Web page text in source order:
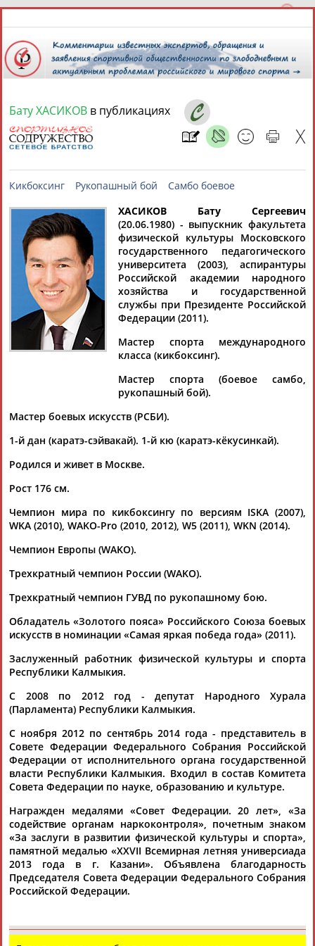
6 августа 2026 года,
СПОРТСМЕНЫ, ТРЕНЕРЫ И СПЕЦИАЛИСТЫ
Найдено: 13181персон Расширенный поиск
Аслаудин
АБАЕВ
Елена
АБАИМОВА
Мария
АБАКУМОВА
Юлия
АБАЛАКИНА
Тамилла
АБАСОВА
Рамазан
АБАЧАРАЕВ
Ростом
Флюра
АББАТЕ-
БУЛАТОВА
Татьяна
Каримжан
АБДРАХМАНОВ
Аделя
АБДРАХМАНОВА
Андрей
АБДУВАЛИЕВ
Герман
АБДУЛАЕВ
Рамазан
АБДУЛАЕВ
Тагир
АБДУЛАЕВ
Камиль
АБДУЛАЗИЗОВ
Загалав
АБДУЛБЕКОВ
Камалудин
Абдула
Бату ХАСИКОВ в публикациях
Кикбоксинг Рукопашный бой Самбо боевое
ХАСИКОВ Бату Сергеевич
(20.06.1980) - выпускник факультета
физической культуры Московского
государственного педагогического
университета (2003), аспирантуры
Российской академии народного
хозяйства и государственной
службы при Президенте Российской
Федерации (2011).
Мастер спорта международного
класса (кикбоксинг).
Мастер спорта (боевое самбо,
рукопашный бой).
Мастер боевых искусств (РСБИ).
1-й дан (каратэ-сэйвакай). 1-й кю (каратэ-кёкусинкай).
Родился и живет в Москве.
Рост 176 см.
Чемпион мира по кикбоксингу по версиям ISKA (2007),
WKA (2010), WAKO-Pro (2010, 2012), W5 (2011), WKN (2014).
Чемпион Европы (WAKO).
Трехкратный чемпион России (WAKO).
Трехкратный чемпион ГУВД по рукопашному бою.
Обладатель «Золотого пояса» Российского Союза боевых
искусств в номинации «Самая яркая победа года» (2011).
Заслуженный работник физической культуры и спорта
Республики Калмыкия.
С 2008 по 2012 год - депутат Народного Хурала
(Парламента) Республики Калмыкия.
С ноября 2012 по сентябрь 2014 года - представитель в
Совете Федерации Федерального Собрания Российской
Федерации от исполнительного органа государственной
власти Республики Калмыкия. Входил в состав Комитета
Совета Федерации по науке, образованию и культуре.
Награжден медалями «Совет Федерации. 20 лет», «За
содействие органам наркоконтроля», почетным знаком
«За заслуги в развитии физической культуры и спорта»,
памятной медалью «XXVII Всемирная летняя универсиада
2013 года в г. Казани». Объявлена благодарность
Председателя Совета Федерации Федерального Собрания
Российской Федерации.